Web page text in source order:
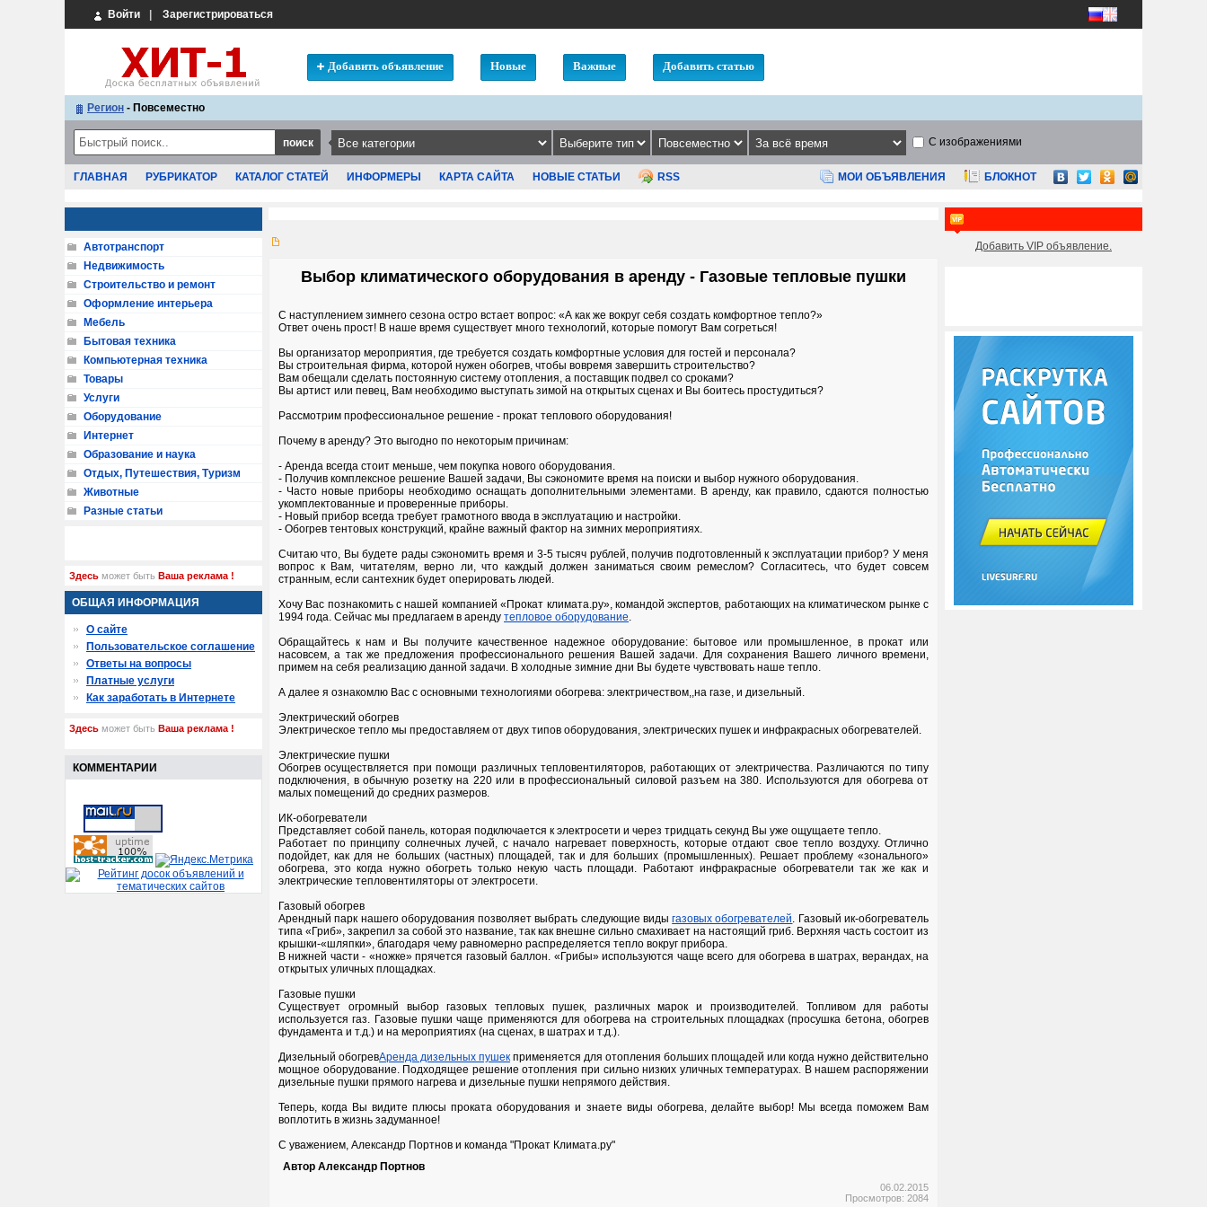
Войти Зарегистрироваться
Добавить объявление Новые Важные Добавить статью
Регион - Повсеместно
С изображениями
ГЛАВНАЯ РУБРИКАТОР КАТАЛОГ СТАТЕЙ ИНФОРМЕРЫ КАРТА САЙТА НОВЫЕ СТАТЬИ RSS МОИ ОБЪЯВЛЕНИЯ БЛОКНОТ
Выбор климатического оборудования в аренду - Газовые тепловые пушки
С наступлением зимнего сезона остро встает вопрос: «А как же вокруг себя создать комфортное тепло?»
Ответ очень прост! В наше время существует много технологий, которые помогут Вам согреться!
Вы организатор мероприятия, где требуется создать комфортные условия для гостей и персонала?
Вы строительная фирма, которой нужен обогрев, чтобы вовремя завершить строительство?
Вам обещали сделать постоянную систему отопления, а поставщик подвел со сроками?
Вы артист или певец, Вам необходимо выступать зимой на открытых сценах и Вы боитесь простудиться?
Рассмотрим профессиональное решение - прокат теплового оборудования!
Почему в аренду? Это выгодно по некоторым причинам:
- Аренда всегда стоит меньше, чем покупка нового оборудования.
- Получив комплексное решение Вашей задачи, Вы сэкономите время на поиски и выбор нужного оборудования.
- Часто новые приборы необходимо оснащать дополнительными элементами. В аренду, как правило, сдаются полностью
укомплектованные и проверенные приборы.
- Новый прибор всегда требует грамотного ввода в эксплуатацию и настройки.
- Обогрев тентовых конструкций, крайне важный фактор на зимних мероприятиях.
Считаю что, Вы будете рады сэкономить время и 3-5 тысяч рублей, получив подготовленный к эксплуатации прибор? У меня
вопрос к Вам, читателям, верно ли, что каждый должен заниматься своим ремеслом? Согласитесь, что будет совсем
странным, если сантехник будет оперировать людей.
Хочу Вас познакомить с нашей компанией «Прокат климата.ру», командой экспертов, работающих на климатическом рынке с
1994 года. Сейчас мы предлагаем в аренду тепловое оборудование.
Обращайтесь к нам и Вы получите качественное надежное оборудование: бытовое или промышленное, в прокат или
насовсем, а так же предложения профессионального решения Вашей задачи. Для сохранения Вашего личного времени,
примем на себя реализацию данной задачи. В холодные зимние дни Вы будете чувствовать наше тепло.
А далее я ознакомлю Вас с основными технологиями обогрева: электричеством,,на газе, и дизельный.
Электрический обогрев
Электрическое тепло мы предоставляем от двух типов оборудования, электрических пушек и инфракрасных обогревателей.
Электрические пушки
Обогрев осуществляется при помощи различных тепловентиляторов, работающих от электричества. Различаются по типу
подключения, в обычную розетку на 220 или в профессиональный силовой разъем на 380. Используются для обогрева от
малых помещений до средних размеров.
ИК-обогреватели
Представляет собой панель, которая подключается к электросети и через тридцать секунд Вы уже ощущаете тепло.
Работает по принципу солнечных лучей, с начало нагревает поверхность, которые отдают свое тепло воздуху. Отлично
подойдет, как для не больших (частных) площадей, так и для больших (промышленных). Решает проблему «зонального»
обогрева, это когда нужно обогреть только некую часть площади. Работают инфракрасные обогреватели так же как и
электрические тепловентиляторы от электросети.
Газовый обогрев
Арендный парк нашего оборудования позволяет выбрать следующие видыгазовых обогревателей. Газовый ик-обогреватель
типа «Гриб», закрепил за собой это название, так как внешне сильно смахивает на настоящий гриб. Верхняя часть состоит из
крышки-«шляпки», благодаря чему равномерно распределяется тепло вокруг прибора.
В нижней части - «ножке» прячется газовый баллон. «Грибы» используются чаще всего для обогрева в шатрах, верандах, на
открытых уличных площадках.
Газовые пушки
Существует огромный выбор газовых тепловых пушек, различных марок и производителей. Топливом для работы
используется газ. Газовые пушки чаще применяются для обогрева на строительных площадках (просушка бетона, обогрев
фундамента и т.д.) и на мероприятиях (на сценах, в шатрах и т.д.).
Дизельный обогревАренда дизельных пушек применяется для отопления больших площадей или когда нужно действительно
мощное оборудование. Подходящее решение отопления при сильно низких уличных температурах. В нашем распоряжении
дизельные пушки прямого нагрева и дизельные пушки непрямого действия.
Теперь, когда Вы видите плюсы проката оборудования и знаете виды обогрева, делайте выбор! Мы всегда поможем Вам
воплотить в жизнь задуманное!
С уважением, Александр Портнов и команда "Прокат Климата.ру"
Автор Александр Портнов
06.02.2015
Просмотров: 2084
Автотранспорт
Недвижимость
Строительство и ремонт
Оформление интерьера
Мебель
Бытовая техника
Компьютерная техника
Товары
Услуги
Оборудование
Интернет
Образование и наука
Отдых, Путешествия, Туризм
Животные
Разные статьи
Здесь может быть Ваша реклама !
ОБЩАЯ ИНФОРМАЦИЯ
О сайте
Пользовательское соглашение
Ответы на вопросы
Платные услуги
Как заработать в Интернете
Здесь может быть Ваша реклама !
КОММЕНТАРИИ
Добавить VIP объявление.